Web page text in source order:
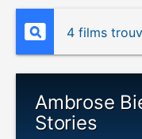
4 films
Ambrose
Stories